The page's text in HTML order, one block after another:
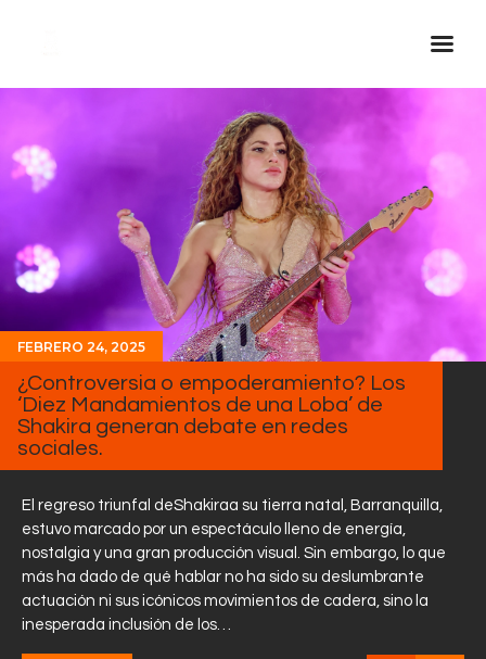
Inicio Real FM
Streaming
En Vivo
Descarga La APP
Programas
Noticias
Equipo
Sobre Nosotros
Contactos
FEBRERO 24, 2025
¿Controversia o empoderamiento? Los
‘Diez Mandamientos de una Loba’ de
Shakira generan debate en redes
sociales.
El regreso triunfal deShakiraa su tierra natal, Barranquilla,
estuvo marcado por un espectáculo lleno de energía,
nostalgia y una gran producción visual. Sin embargo, lo que
más ha dado de qué hablar no ha sido su deslumbrante
actuación ni sus icónicos movimientos de cadera, sino la
inesperada inclusión de los…